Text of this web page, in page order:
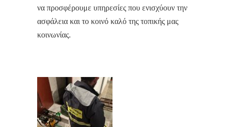
να προσφέρουμε υπηρεσίες που ενισχύουν την
ασφάλεια και το κοινό καλό της τοπικής μας
κοινωνίας.